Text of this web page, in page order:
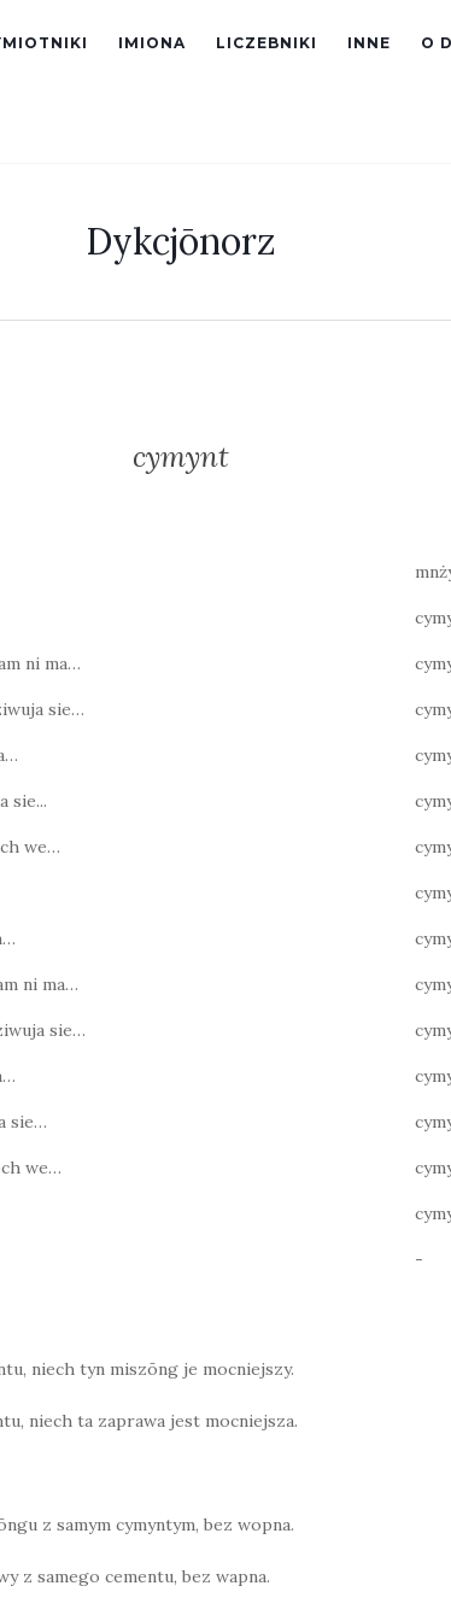
IMIONA LICZEBNIKI INNE O
Dykcjōnorz
cymynt
ni ma…
sie…
sie...
we…
ni ma…
sie…
sie…
we…
-
niech tyn miszōng je mocniejszy.
niech ta zaprawa jest mocniejsza.
z samym cymyntym, bez wopna.
z samego cementu, bez wapna.